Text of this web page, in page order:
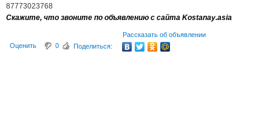
87773023768
Скажите, что звоните по объявлению с сайта Kostanay.asia
Рассказать об объявлении
Оценить
0 Поделиться: